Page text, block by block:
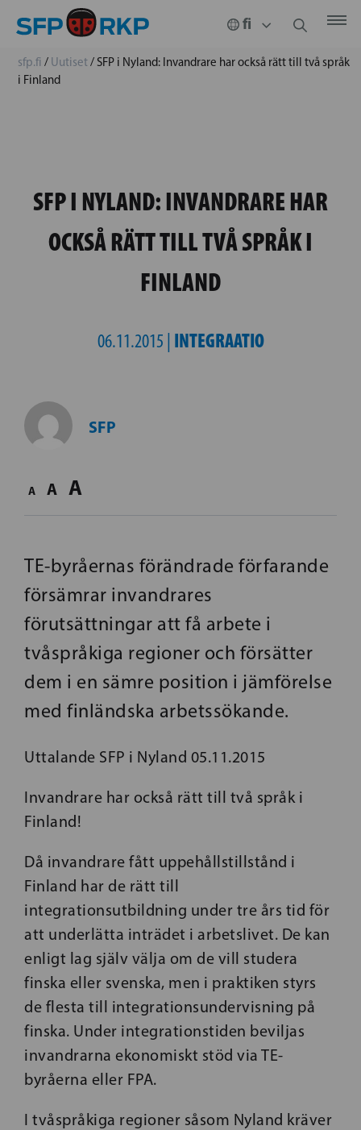
sfp.fi / Uutiset/ SFP i Nyland: Invandrare har också rätt till två språk
i Finland
SFP I NYLAND: INVANDRARE HAR
OCKSÅ RÄTT TILL TVÅ SPRÅK I
FINLAND
06.11.2015 | INTEGRAATIO
SFP
A A A
TE-byråernas förändrade förfarande
försämrar invandrares
förutsättningar att få arbete i
tvåspråkiga regioner och försätter
dem i en sämre position i jämförelse
med finländska arbetssökande.
Uttalande SFP i Nyland 05.11.2015
Invandrare har också rätt till två språk i
Finland!
Då invandrare fått uppehållstillstånd i
Finland har de rätt till
integrationsutbildning under tre års tid för
att underlätta inträdet i arbetslivet. De kan
enligt lag själv välja om de vill studera
finska eller svenska, men i praktiken styrs
de flesta till integrationsundervisning på
finska. Under integrationstiden beviljas
invandrarna ekonomiskt stöd via TE-
byråerna eller FPA.
I tvåspråkiga regioner såsom Nyland kräver